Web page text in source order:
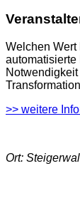
Welchen Wert
>> weitere
Ort: